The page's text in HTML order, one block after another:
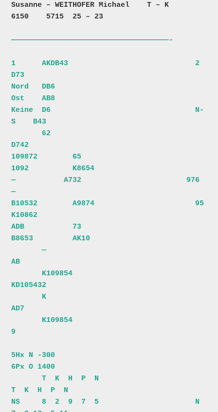
Susanne – WEITHOFER Michael    T – K
6150    5715  25 – 23